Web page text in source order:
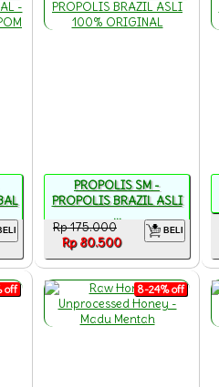
PROPOLIS SM -
PROPOLIS BRAZIL ASLI
...
Rp 175.000
Rp 80.500
BELI
off 8-24% off